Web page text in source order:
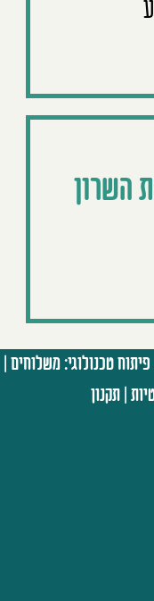
השרון
טכנולוגי:משלוחים
|תקנון